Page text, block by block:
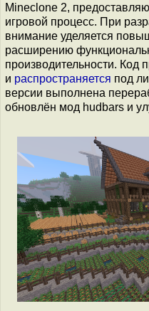
Mineclone 2,
игровой процесс. При
внимание уделяется
расширению
производительности. Код
и распространяется под
версии выполнена
обновлён мод hudbars и